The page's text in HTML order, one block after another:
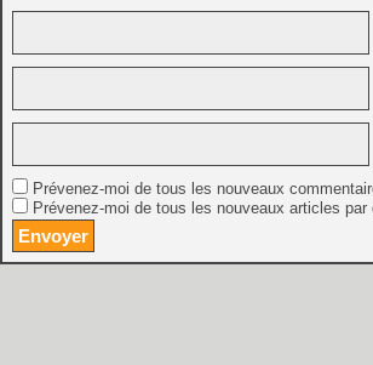
Prévenez-moi de tous les nouveaux
Prévenez-moi de tous les nouveaux articles par